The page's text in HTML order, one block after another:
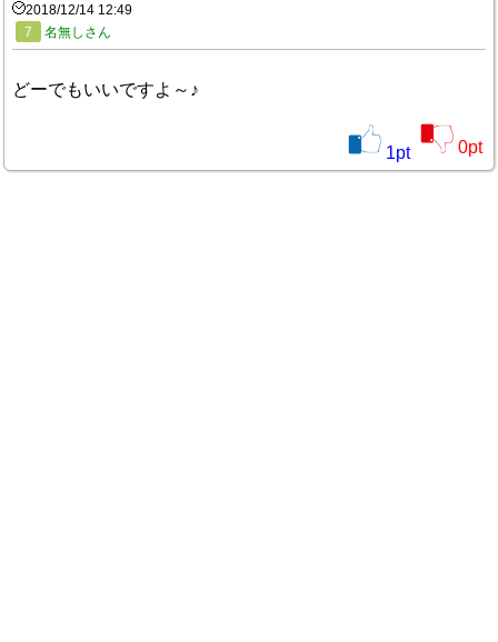
2018/12/14 12:49
7
名無しさん
どーでもいいですよ～♪
1pt 0pt